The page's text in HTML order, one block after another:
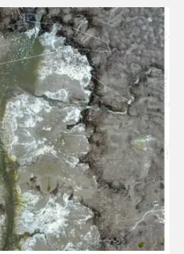
závodech, v
i se samotnou
a pátek od 12 do
od 11 do 19 hodin.